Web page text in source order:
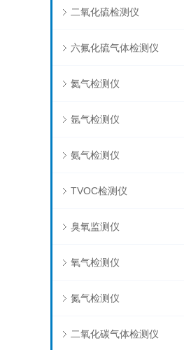
二氧化硫检测仪
六氟化硫气体检测仪
氦气检测仪
氩气检测仪
氨气检测仪
TVOC检测仪
臭氧监测仪
氧气检测仪
氮气检测仪
二氧化碳气体检测仪